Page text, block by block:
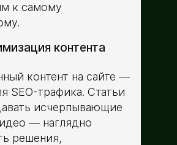
к самому
контента
контент на сайте —
SEO-трафика. Статьи
исчерпывающие
— наглядно
решения,